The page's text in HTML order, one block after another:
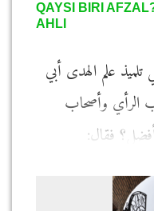
QAYSI BIRI
AHLI
علم الهدى أبي
الرأي وأصحاب
فقال: